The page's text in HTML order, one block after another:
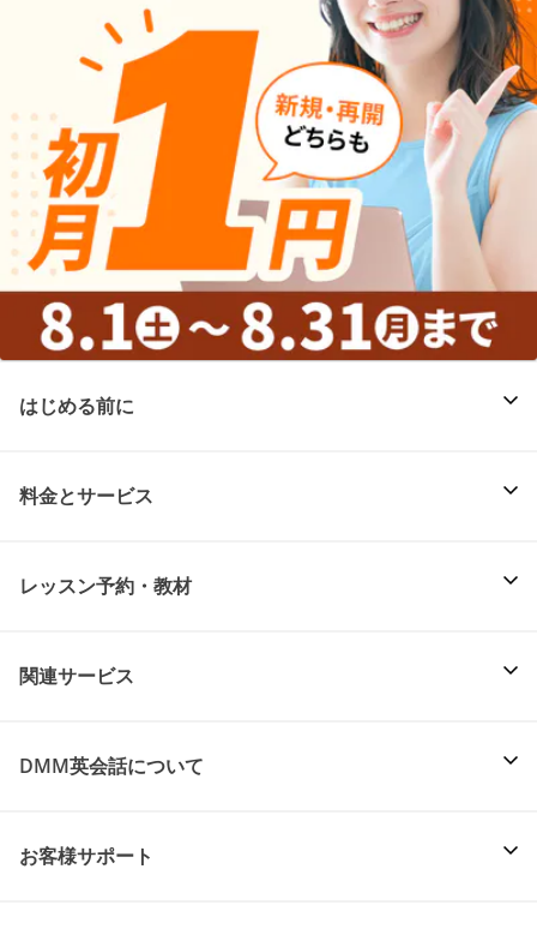
はじめる前に
料金とサービス
レッスン予約・教材
関連サービス
DMM英会話について
お客様サポート